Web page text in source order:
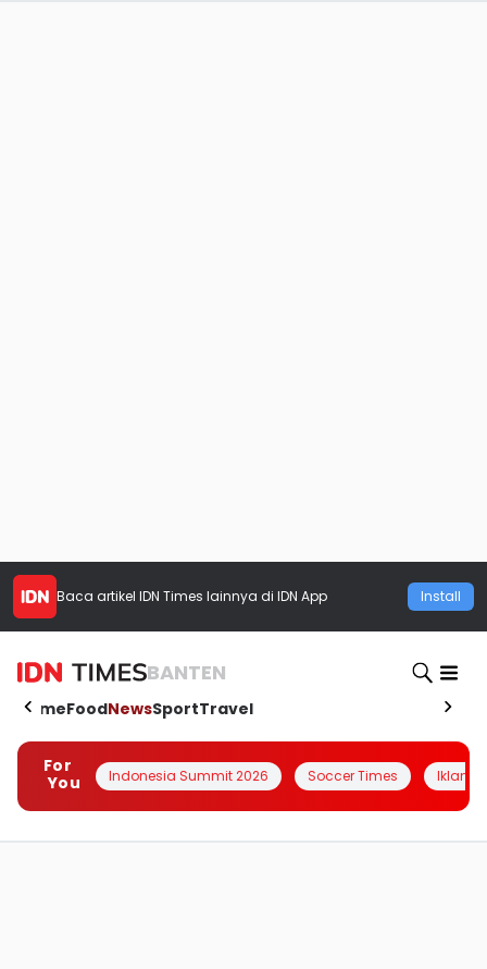
Baca artikel IDN Times lainnya di IDN App Install
BANTEN
HomeFoodNewsSportTravel
For
You
Indonesia Summit 2026 Soccer Times Iklanin